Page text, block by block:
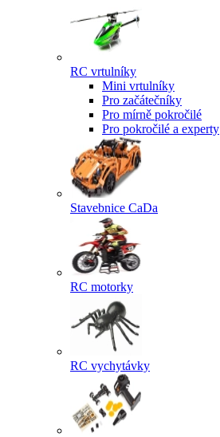
RC vrtulníky
Mini vrtulníky
Pro začátečníky
Pro mírně pokročilé
Pro pokročilé a experty
Stavebnice CaDa
RC motorky
RC vychytávky